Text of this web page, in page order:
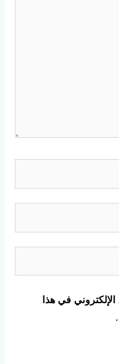
في هذا